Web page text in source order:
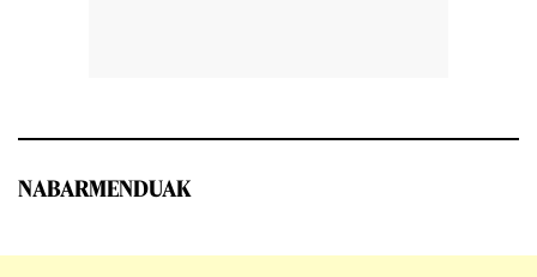
NABARMENDUAK